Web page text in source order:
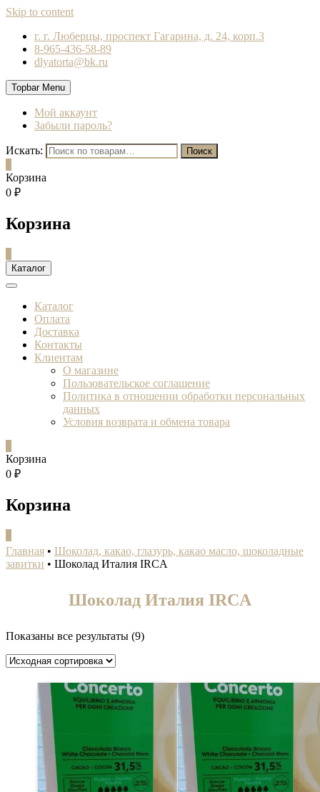
Skip to content
г. г. Люберцы, проспект Гагарина, д. 24, корп.3
8-965-436-58-89
dlyatorta@bk.ru
Topbar Menu
Мой аккаунт
Забыли пароль?
Искать: Поиск
Корзина
0 ₽
Корзина
Каталог
Каталог
Оплата
Доставка
Контакты
Клиентам
О магазине
Пользовательское соглашение
Политика в отношении обработки персональных
данных
Условия возврата и обмена товара
Корзина
0 ₽
Корзина
Главная • Шоколад, какао, глазурь, какао масло, шоколадные
завитки • Шоколад Италия IRCA
Шоколад Италия IRCA
Показаны все результаты (9)